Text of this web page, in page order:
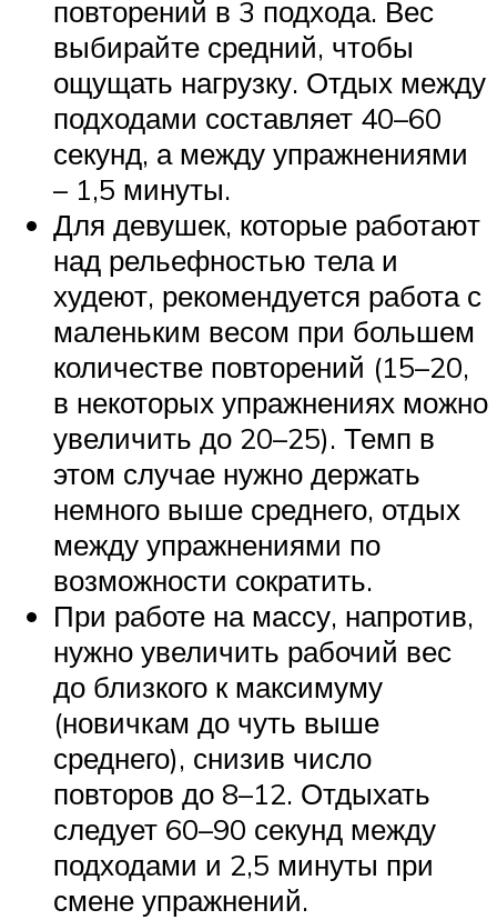
повторений в 3 подхода. Вес
выбирайте средний, чтобы
ощущать нагрузку. Отдых между
подходами составляет 40–60
секунд, а между упражнениями
– 1,5 минуты.
Для девушек, которые работают
над рельефностью тела и
худеют, рекомендуется работа с
маленьким весом при большем
количестве повторений (15–20,
в некоторых упражнениях можно
увеличить до 20–25). Темп в
этом случае нужно держать
немного выше среднего, отдых
между упражнениями по
возможности сократить.
При работе на массу, напротив,
нужно увеличить рабочий вес
до близкого к максимуму
(новичкам до чуть выше
среднего), снизив число
повторов до 8–12. Отдыхать
следует 60–90 секунд между
подходами и 2,5 минуты при
смене упражнений.